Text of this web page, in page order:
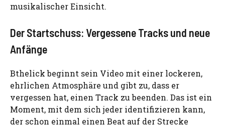
musikalischer Einsicht.
Der Startschuss: Vergessene Tracks und neue
Anfänge
Bthelick beginnt sein Video mit einer lockeren,
ehrlichen Atmosphäre und gibt zu, dass er
vergessen hat, einen Track zu beenden. Das ist ein
Moment, mit dem sich jeder identifizieren kann,
der schon einmal einen Beat auf der Strecke